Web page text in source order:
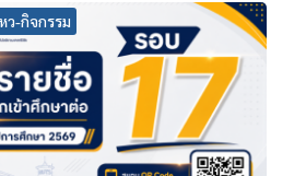
ว-กิจกรรม